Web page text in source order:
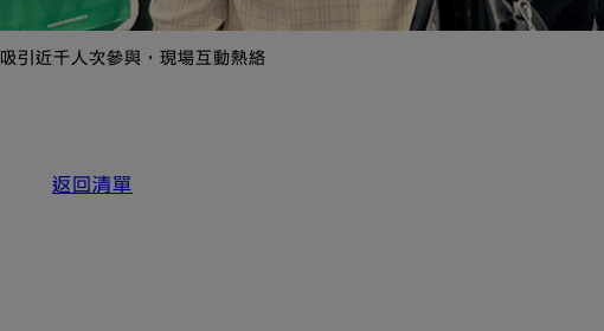
近千人次參與，現場互動熱絡
返回清單